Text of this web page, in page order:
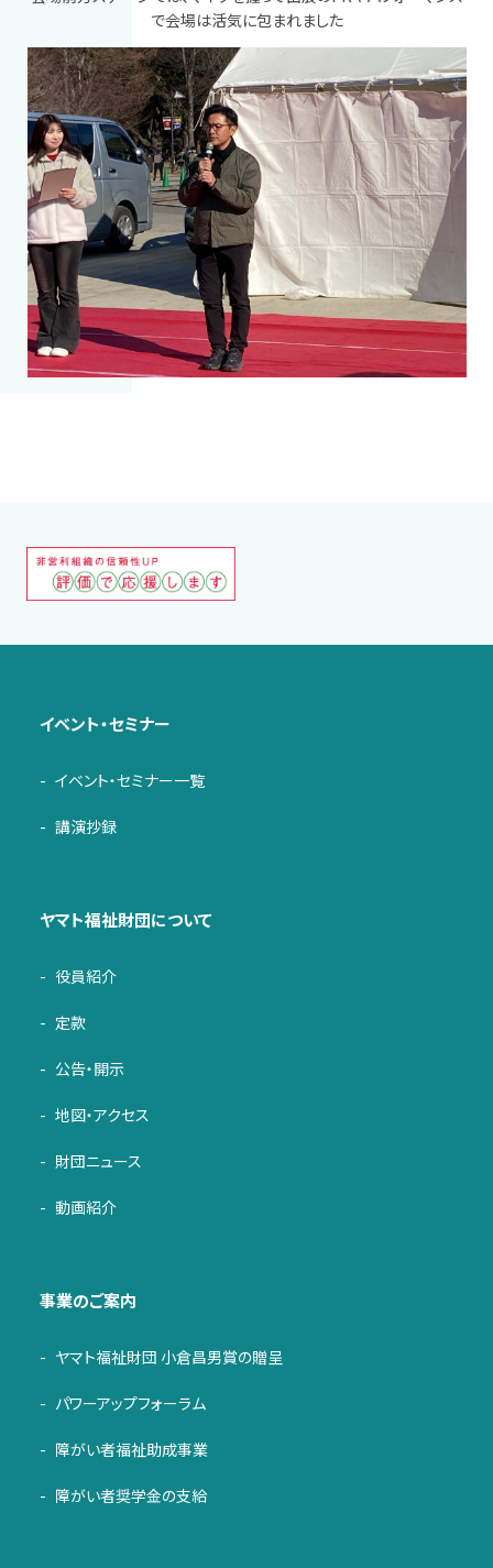
で会場は活気に包まれました
イベント・セミナー
イベント・セミナー一覧
講演抄録
ヤマト福祉財団について
役員紹介
定款
公告・開示
地図・アクセス
財団ニュース
動画紹介
事業のご案内
ヤマト福祉財団 小倉昌男賞の贈呈
パワーアップフォーラム
障がい者福祉助成事業
障がい者奨学金の支給